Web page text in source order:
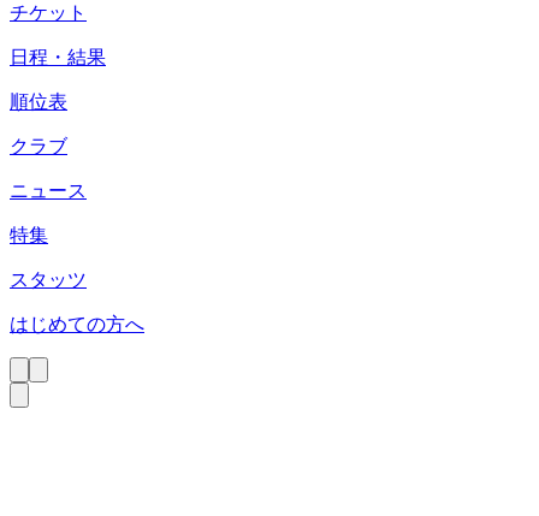
チケット
日程・結果
順位表
クラブ
ニュース
特集
スタッツ
はじめての方へ